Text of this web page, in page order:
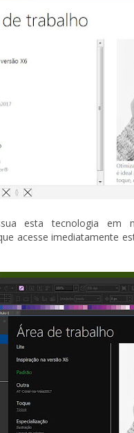
esta tecnologia em
acesse imediatamente